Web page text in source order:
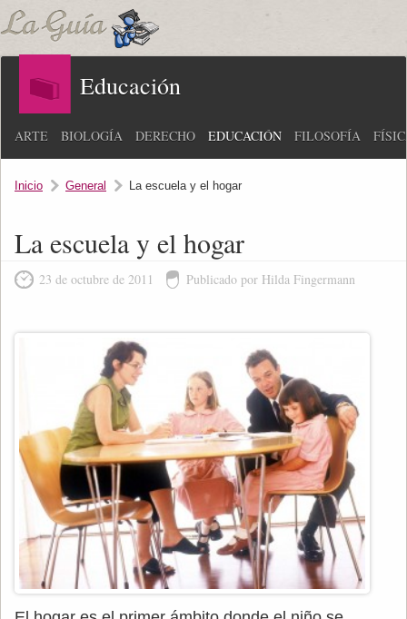
Educación
ARTE BIOLOGÍA DERECHO EDUCACIÓN FILOSOFÍA
Inicio General La escuela y el hogar
La escuela y el hogar
23 de octubre de 2011 Publicado por Hilda Fingermann